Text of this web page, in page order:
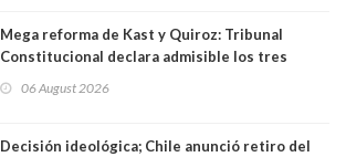
Mega reforma de Kast y Quiroz: Tribunal
Constitucional declara admisible los tres
06 August 2026
Decisión ideológica; Chile anunció retiro del